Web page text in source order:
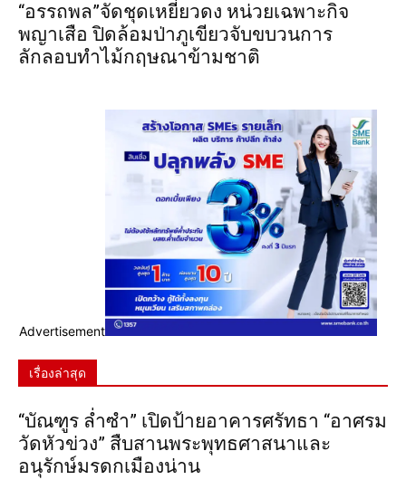
“อรรถพล”จัดชุดเหยี่ยวดง หน่วยเฉพาะกิจ
พญาเสือ ปิดล้อมป่าภูเขียวจับขบวนการ
ลักลอบทำไม้กฤษณาข้ามชาติ
Advertisement
เรื่องล่าสุด
“บัณฑูร ล่ำซำ” เปิดป้ายอาคารศรัทธา “อาศรม
วัดหัวข่วง” สืบสานพระพุทธศาสนาและ
อนุรักษ์มรดกเมืองน่าน